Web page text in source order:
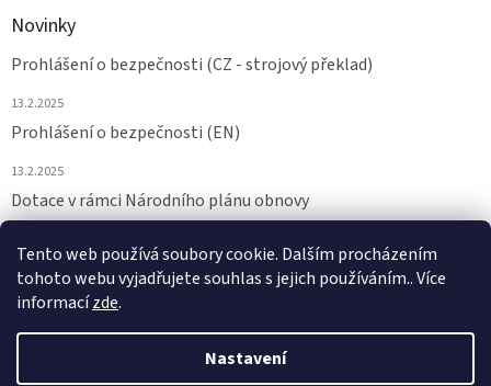
Tento web používá soubory cookie. Dalším procházením
tohoto webu vyjadřujete souhlas s jejich používáním.. Více
informacízde.
Nastavení
Novinky
Prohlášení o bezpečnosti (CZ - strojový překlad)
13.2.2025
Prohlášení o bezpečnosti (EN)
13.2.2025
Dotace v rámci Národního plánu obnovy
ARCHIV
Vytvořil Shoptet